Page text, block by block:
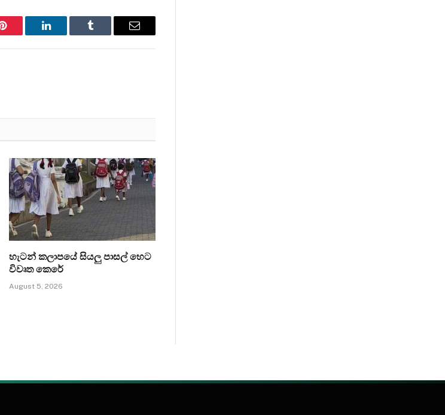
Pinterest LinkedIn Tumblr Email
හැටන් කලාපයේ සියලු පාසල් හෙට
විවෘත කෙරේ
August 5, 2026